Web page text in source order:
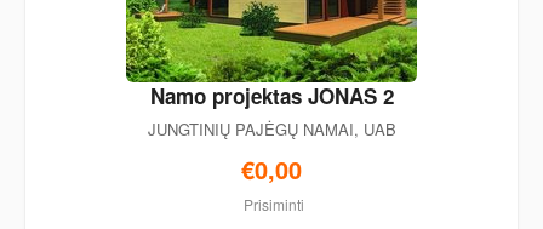
Namo projektas JONAS 2
JUNGTINIŲ PAJĖGŲ NAMAI, UAB
€0,00
Prisiminti